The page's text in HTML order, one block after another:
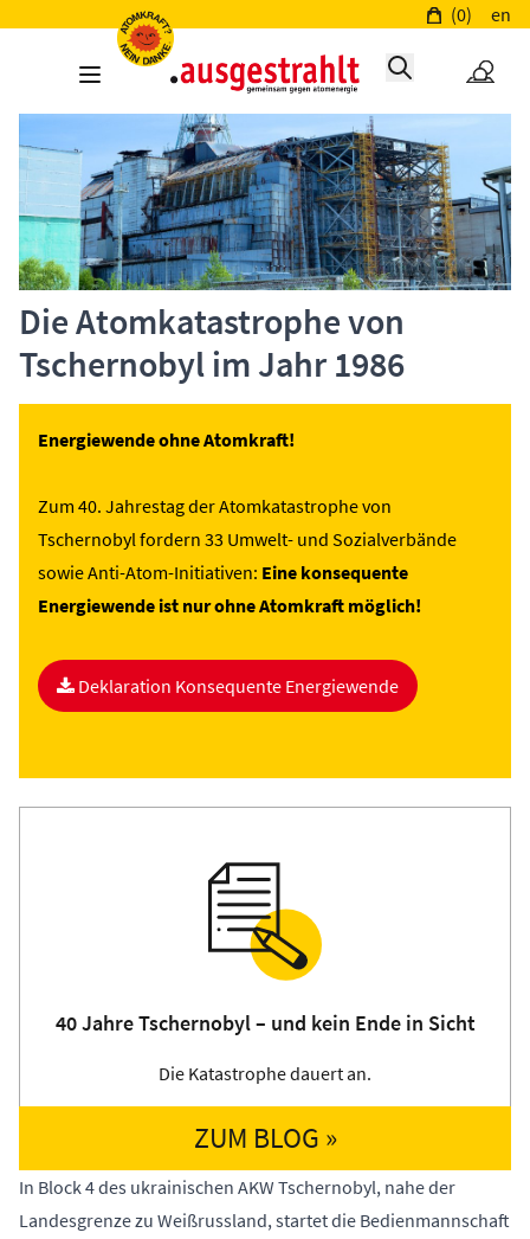
(0) en
Die Atomkatastrophe von
Tschernobyl im Jahr 1986
Energiewende ohne Atomkraft!
Zum 40. Jahrestag der Atomkatastrophe von
Tschernobyl fordern 33 Umwelt- und Sozialverbände
sowie Anti-Atom-Initiativen: Eine konsequente
Energiewende ist nur ohne Atomkraft möglich!
Deklaration Konsequente Energiewende
40 Jahre Tschernobyl – und kein Ende in Sicht
Die Katastrophe dauert an.
ZUM BLOG »
In Block 4 des ukrainischen AKW Tschernobyl, nahe der
Landesgrenze zu Weißrussland, startet die Bedienmannschaft